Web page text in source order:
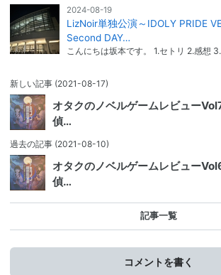
2024-08-19
LizNoir単独公演～IDOLY PRIDE
Second DAY…
こんにちは坂本です。 1.セトリ 2.感想
新しい記事 (2021-08-17)
オタクのノベルゲームレビュー
偵…
過去の記事 (2021-08-10)
オタクのノベルゲームレビュー
偵…
記事一覧
コメントを書く